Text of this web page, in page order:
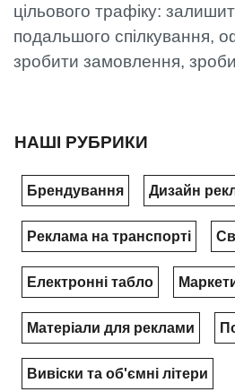
цільового трафіку:
подальшого спілкування,
зробити замовлення,
НАШІ РУБРИКИ
Брендування Дизайн
Реклама на транспорті
Електронні табло
Матеріали для реклами
Вивіски та об'ємні літери